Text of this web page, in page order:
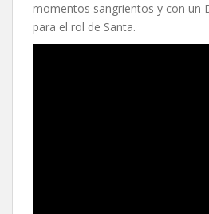
momentos sangrientos y con un
para el rol de Santa.